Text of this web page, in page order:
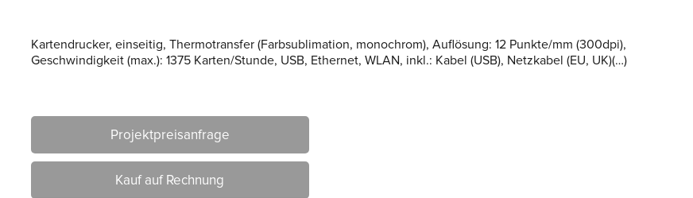
Kartendrucker, einseitig, Thermotransfer (Farbsublimation, monochrom), Auflösung: 12 Punkte/mm (300dpi),
Geschwindigkeit (max.): 1375 Karten/Stunde, USB, Ethernet, WLAN, inkl.: Kabel (USB), Netzkabel (EU, UK)(…)
Projektpreisanfrage
Kauf auf Rechnung